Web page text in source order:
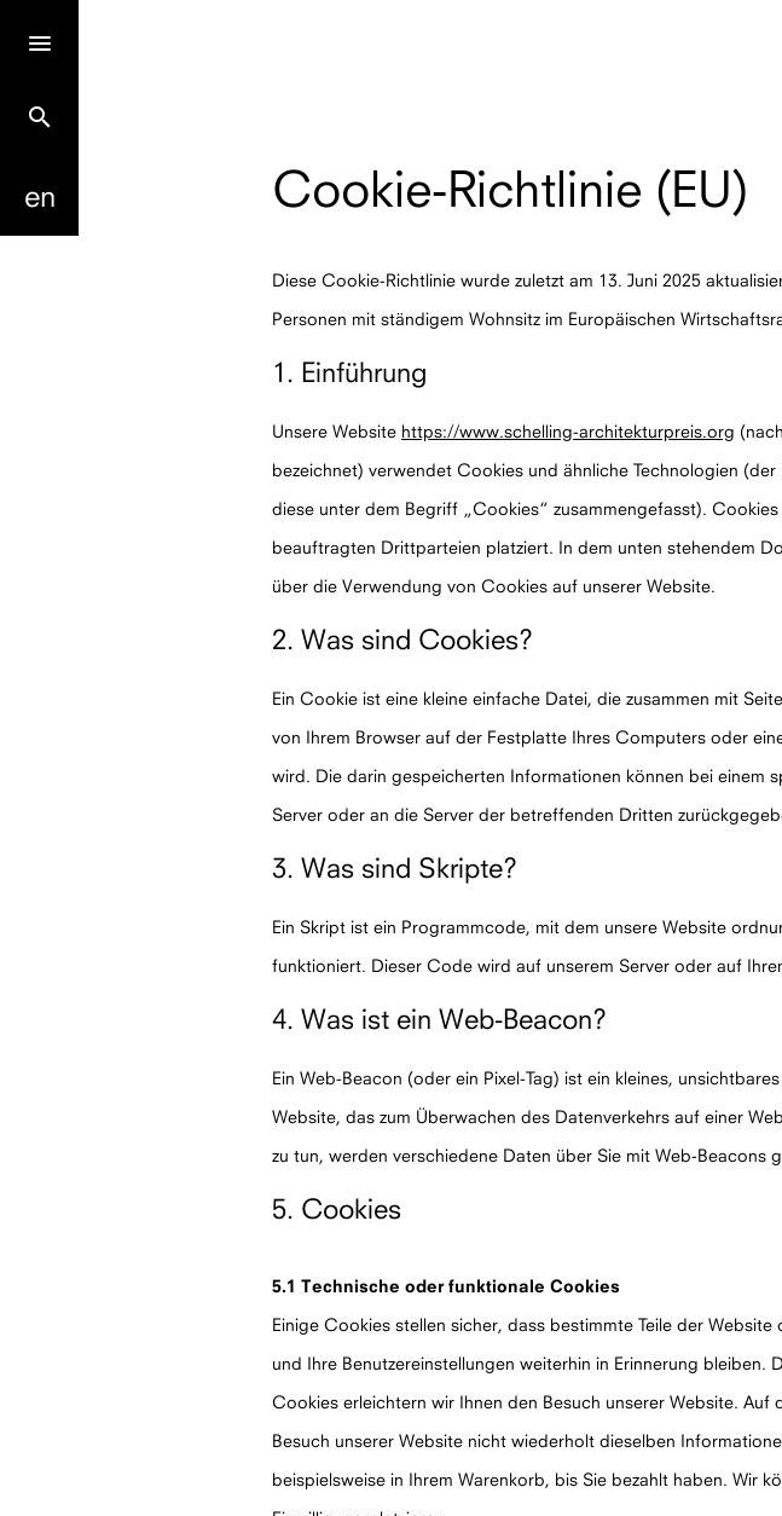
search
en Cookie-Richtlinie (EU)
Diese Cookie-Richtlinie wurde zuletzt am 13. Juni 2025
Personen mit ständigem Wohnsitz im Europäischen
1. Einführung
Unsere Website https://www.schelling-architekturpreis.org
bezeichnet) verwendet Cookies und ähnliche Technologien
diese unter dem Begriff „Cookies“ zusammengefasst).
beauftragten Drittparteien platziert. In dem unten stehendem
über die Verwendung von Cookies auf unserer Website.
2. Was sind Cookies?
Ein Cookie ist eine kleine einfache Datei, die zusammen mit
von Ihrem Browser auf der Festplatte Ihres Computers oder
wird. Die darin gespeicherten Informationen können bei einem
Server oder an die Server der betreffenden Dritten
3. Was sind Skripte?
Ein Skript ist ein Programmcode, mit dem unsere Website
funktioniert. Dieser Code wird auf unserem Server oder auf
4. Was ist ein Web-Beacon?
Ein Web-Beacon (oder ein Pixel-Tag) ist ein kleines,
Website, das zum Überwachen des Datenverkehrs auf einer
zu tun, werden verschiedene Daten über Sie mit Web-Beacons
5. Cookies
5.1 Technische oder funktionale Cookies
Einige Cookies stellen sicher, dass bestimmte Teile der
und Ihre Benutzereinstellungen weiterhin in Erinnerung bleiben.
Cookies erleichtern wir Ihnen den Besuch unserer Website. Auf
Besuch unserer Website nicht wiederholt dieselben
beispielsweise in Ihrem Warenkorb, bis Sie bezahlt haben. Wir